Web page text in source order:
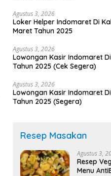
Agustus 3, 2026
Loker Helper Indomaret Di
Maret Tahun 2025
Agustus 3, 2026
Lowongan Kasir Indomaret
Tahun 2025 (Cek Segera)
Agustus 3, 2026
Lowongan Kasir Indomaret
Tahun 2025 (Segera)
Resep Masakan
Agustus 3,
Resep
Menu